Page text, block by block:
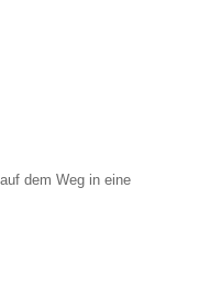
dem Weg in eine